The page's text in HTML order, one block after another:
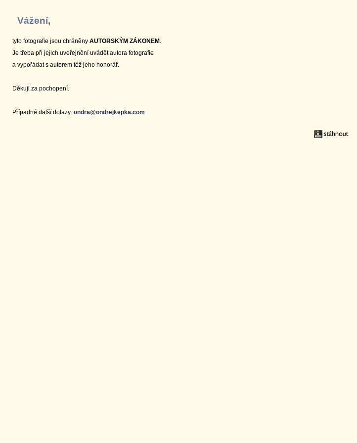
Vážení,
tyto fotografie jsou chráněny AUTORSKÝM ZÁKONEM .
Je třeba při jejich uveřejnění uvádět autora fotografie
a vypořádat s autorem též jeho honorář.
Děkuji za pochopení.
Případné další dotazy: ondra@ondrejkepka.com